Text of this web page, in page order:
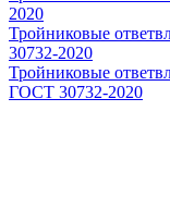
2020
Тройниковые
30732-2020
Тройниковые
ГОСТ 30732-2020